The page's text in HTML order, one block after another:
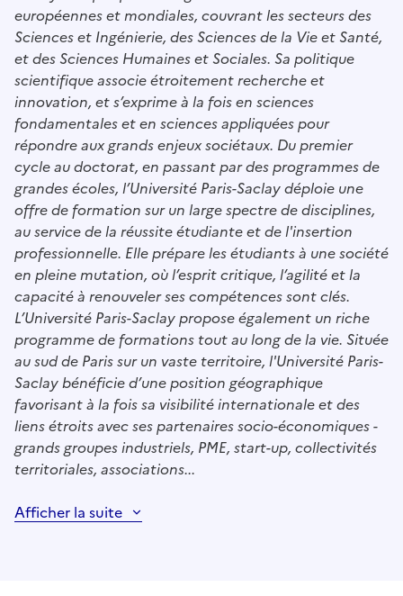
européennes et mondiales, couvrant les secteurs des
Sciences et Ingénierie, des Sciences de la Vie et Santé,
et des Sciences Humaines et Sociales. Sa politique
scientifique associe étroitement recherche et
innovation, et s’exprime à la fois en sciences
fondamentales et en sciences appliquées pour
répondre aux grands enjeux sociétaux. Du premier
cycle au doctorat, en passant par des programmes de
grandes écoles, l’Université Paris-Saclay déploie une
offre de formation sur un large spectre de disciplines,
au service de la réussite étudiante et de l'insertion
professionnelle. Elle prépare les étudiants à une société
en pleine mutation, où l’esprit critique, l’agilité et la
capacité à renouveler ses compétences sont clés.
L’Université Paris-Saclay propose également un riche
programme de formations tout au long de la vie. Située
au sud de Paris sur un vaste territoire, l'Université Paris-
Saclay bénéficie d’une position géographique
favorisant à la fois sa visibilité internationale et des
liens étroits avec ses partenaires socio-économiques -
grands groupes industriels, PME, start-up, collectivités
territoriales, associations...
Afficher la suite